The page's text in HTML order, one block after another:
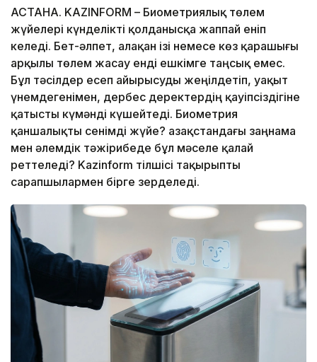
АСТАНА. KAZINFORM – Биометриялық төлем
жүйелері күнделікті қолданысқа жаппай еніп
келеді. Бет-әлпет, алақан ізі немесе көз қарашығы
арқылы төлем жасау енді ешкімге таңсық емес.
Бұл тәсілдер есеп айырысуды жеңілдетіп, уақыт
үнемдегенімен, дербес деректердің қауіпсіздігіне
қатысты күмәнді күшейтеді. Биометрия
қаншалықты сенімді жүйе? Қазақстандағы заңнама
мен әлемдік тәжірибеде бұл мәселе қалай
реттеледі? Kazinform тілшісі тақырыпты
сарапшылармен бірге зерделеді.